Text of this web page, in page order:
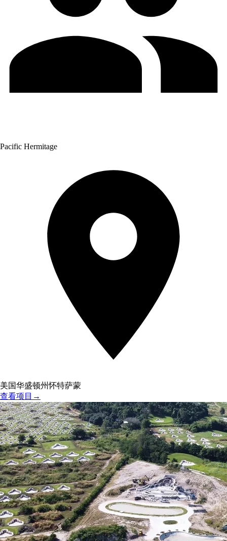
Pacific Hermitage
美国华盛顿州怀特萨蒙
查看项目 →